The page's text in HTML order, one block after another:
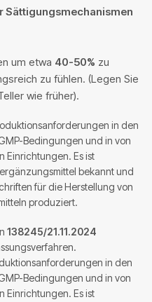
Sättigungsmechanismen
um etwa 40-50% zu
zu fühlen. (Legen Sie
wie früher).
in den
Bedingungen und in von
Einrichtungen. Es ist
bekannt und
für die Herstellung von
produziert.
138245/21.11.2024
in den
Bedingungen und in von
Einrichtungen. Es ist